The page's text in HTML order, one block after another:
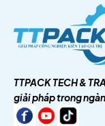
TTPACK TECH &
giải pháp trong